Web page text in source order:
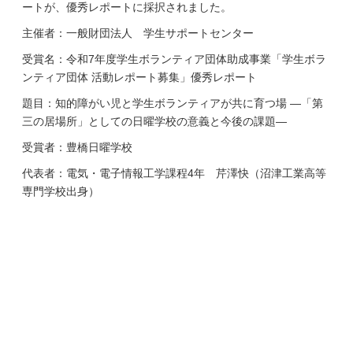
ートが、優秀レポートに採択されました。
主催者：一般財団法人 学生サポートセンター
受賞名：令和7年度学生ボランティア団体助成事業「学生ボラ
ンティア団体 活動レポート募集」優秀レポート
題目：知的障がい児と学生ボランティアが共に育つ場 ―「第
三の居場所」としての日曜学校の意義と今後の課題―
受賞者：豊橋日曜学校
代表者：電気・電子情報工学課程4年 芹澤快（沼津工業高等
専門学校出身）